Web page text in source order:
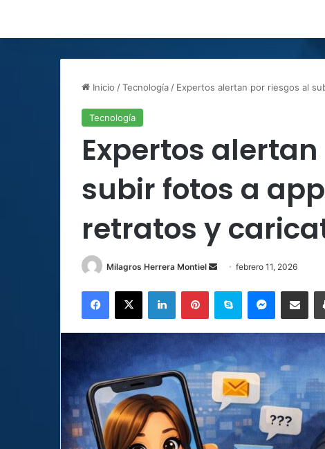
Inicio /Tecnología / Expertos alertan por riesgos al
Tecnología
Expertos
subir fotos a
retratos y
Milagros Herrera Montiel
Send
email
febrero 11, 2026
Facebook
X LinkedInPinterestSkype Messenger
Compartir